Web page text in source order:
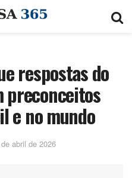
respostas do
preconceitos
e no mundo
abril de 2026